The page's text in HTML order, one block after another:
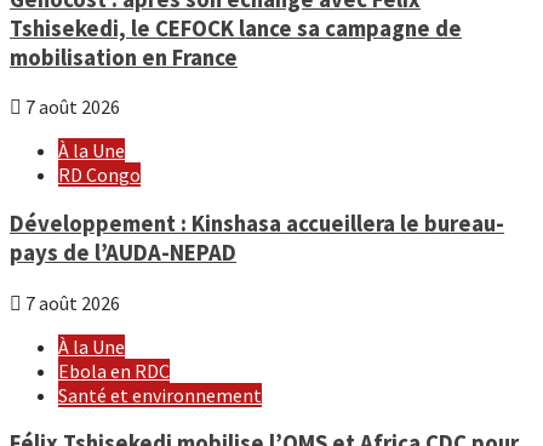
Tshisekedi, le CEFOCK lance sa campagne de
mobilisation en France
7 août 2026
À la Une
RD Congo
Développement : Kinshasa accueillera le bureau-
pays de l’AUDA-NEPAD
7 août 2026
À la Une
Ebola en RDC
Santé et environnement